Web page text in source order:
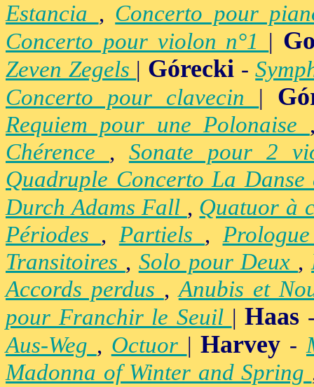
Estancia , Concerto pour
Concerto pour violon n°1 |
Zeven Zegels | Górecki-
Concerto pour clavecin |
Requiem pour une Polonaise
Chérence , Sonate pour 2
Quadruple Concerto La
Durch Adams Fall , Quatuor à
Périodes , Partiels ,
Transitoires , Solo pour Deux ,
Accords perdus ,Anubis et
pour Franchir le Seuil |Haas
Aus-Weg , Octuor |Harvey -
Madonna of Winter and Spring